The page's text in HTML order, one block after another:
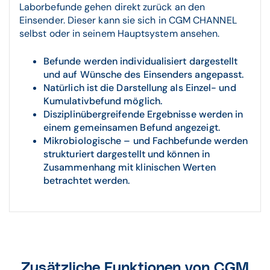
Laborbefunde gehen direkt zurück an den
Einsender. Dieser kann sie sich in CGM CHANNEL
selbst oder in seinem Hauptsystem ansehen.
Befunde werden individualisiert dargestellt
und auf Wünsche des Einsenders angepasst.
Natürlich ist die Darstellung als Einzel- und
Kumulativbefund möglich.
Disziplinübergreifende Ergebnisse werden in
einem gemeinsamen Befund angezeigt.
Mikrobiologische – und Fachbefunde werden
strukturiert dargestellt und können in
Zusammenhang mit klinischen Werten
betrachtet werden.